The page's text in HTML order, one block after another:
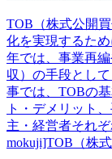
TOB（株式公開
化を実現するた
年では、事業再
収）の手段とし
事では、TOBの
ト・デメリット
主・経営者それ
mokuji]TOB（株式